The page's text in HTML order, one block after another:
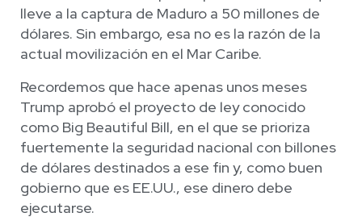
lleve a la captura de Maduro a 50 millones de
dólares. Sin embargo, esa no es la razón de la
actual movilización en el Mar Caribe.
Recordemos que hace apenas unos meses
Trump aprobó el proyecto de ley conocido
como Big Beautiful Bill, en el que se prioriza
fuertemente la seguridad nacional con billones
de dólares destinados a ese fin y, como buen
gobierno que es EE.UU., ese dinero debe
ejecutarse.